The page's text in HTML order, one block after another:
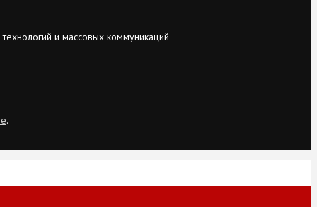
и массовых коммуникаций
.